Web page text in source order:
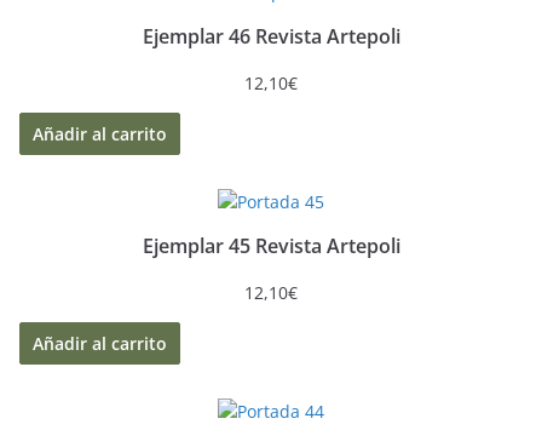
Ejemplar 46 Revista Artepoli
12,10€
Añadir al carrito
Ejemplar 45 Revista Artepoli
12,10€
Añadir al carrito